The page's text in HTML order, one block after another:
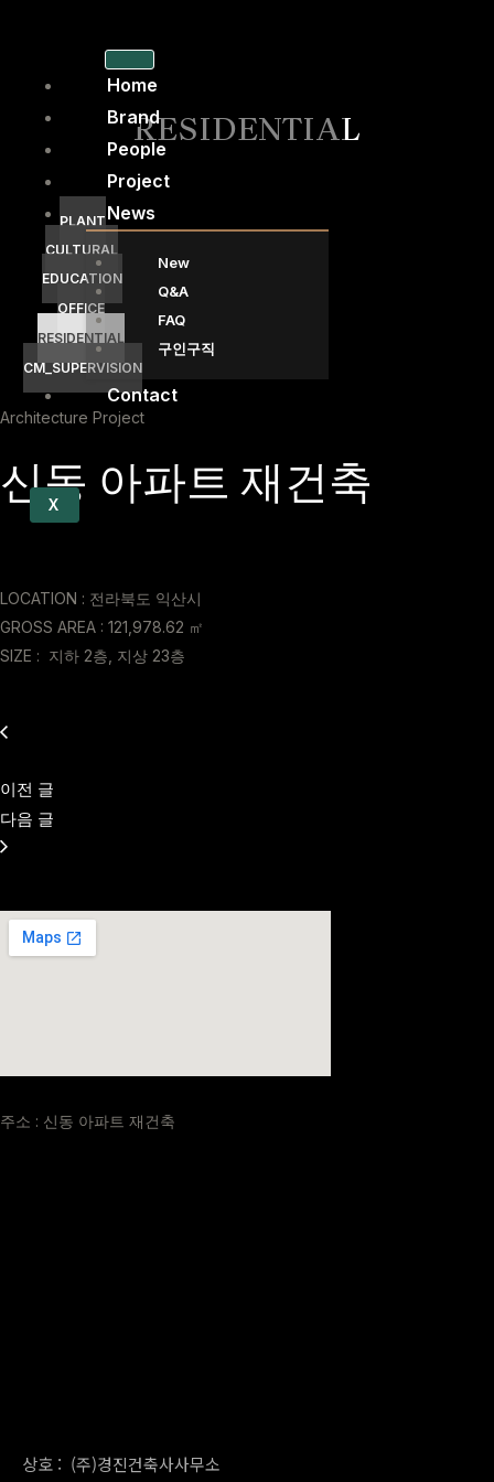
Home
Brand
People
Project
News
New
Q&A
FAQ
구인구직
Contact
X
RESIDENTIAL
PLANT
CULTURAL
EDUCATION
OFFICE
RESIDENTIAL
CM_SUPERVISION
Architecture Project
신동 아파트 재건축
LOCATION : 전라북도 익산시
GROSS AREA : 121,978.62 ㎡
SIZE : 지하 2층, 지상 23층
이전 글
다음 글
주소 : 신동 아파트 재건축​
상호 : (주)경진건축사사무소